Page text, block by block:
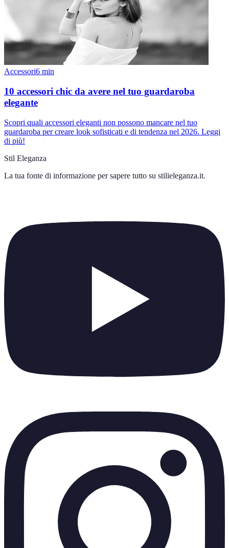
Accessori6 min
10 accessori chic da avere nel tuo guardaroba
elegante
Scopri quali accessori eleganti non possono mancare nel tuo
guardaroba per creare look sofisticati e di tendenza nel 2026. Leggi
di più!
Stil Eleganza
La tua fonte di informazione per sapere tutto su stilieleganza.it.